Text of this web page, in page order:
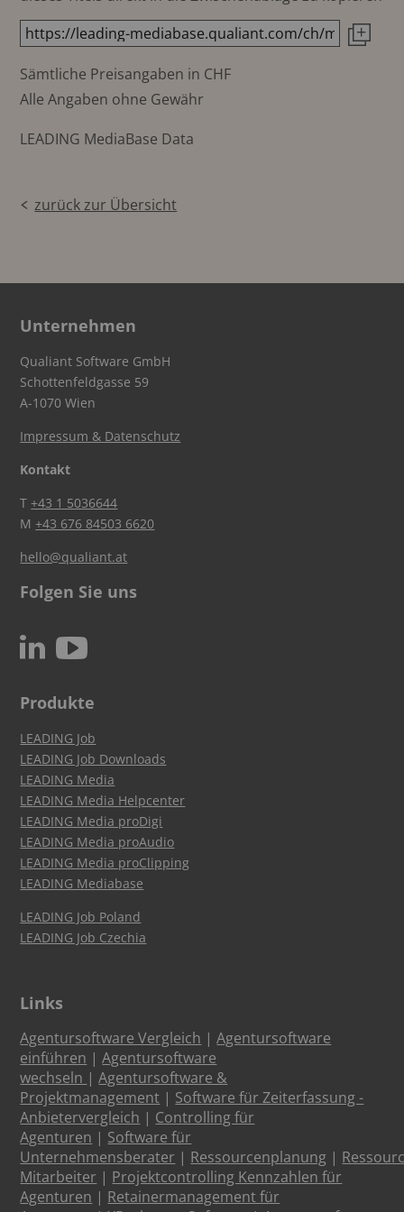
Sämtliche Preisangaben in CHF
Alle Angaben ohne Gewähr
LEADING MediaBase Data
zurück zur Übersicht
Unternehmen
Qualiant Software GmbH
Schottenfeldgasse 59
A-1070 Wien
Impressum & Datenschutz
Kontakt
T+43 1 5036644
M+43 676 84503 6620
hello@qualiant.at
Folgen Sie uns
N c
Produkte
LEADING Job
LEADING Job Downloads
LEADING Media
LEADING Media Helpcenter
LEADING Media proDigi
LEADING Media proAudio
LEADING Media proClipping
LEADING Mediabase
LEADING Job Poland
LEADING Job Czechia
Links
Agentursoftware Vergleich |Agentursoftware
einführen |Agentursoftware
wechseln |Agentursoftware &
Projektmanagement | Software für Zeiterfassung -
Anbietervergleich | Controlling für
Agenturen | Software für
Unternehmensberater | Ressourcenplanung |
Mitarbeiter | Projektcontrolling Kennzahlen für
Agenturen | Retainermanagement für